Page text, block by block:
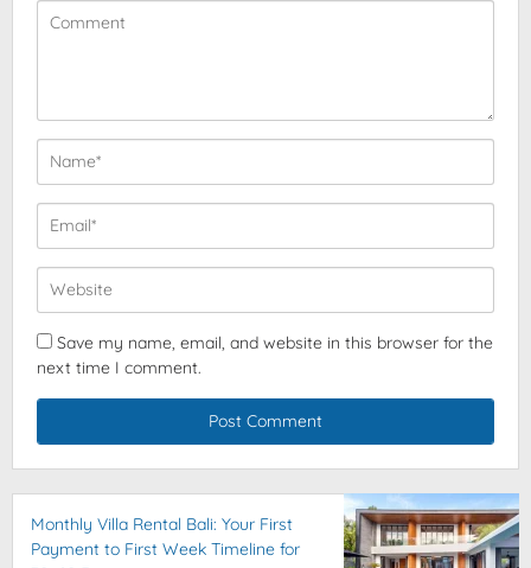
Save my name, email, and website in this browser for the
next time I comment.
Monthly Villa Rental Bali: Your First
Payment to First Week Timeline for